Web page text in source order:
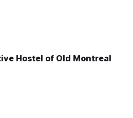
Hostel of Old Montreal